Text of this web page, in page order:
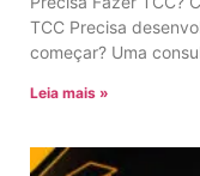
TCC Precisa
começar? Uma
Leia mais »